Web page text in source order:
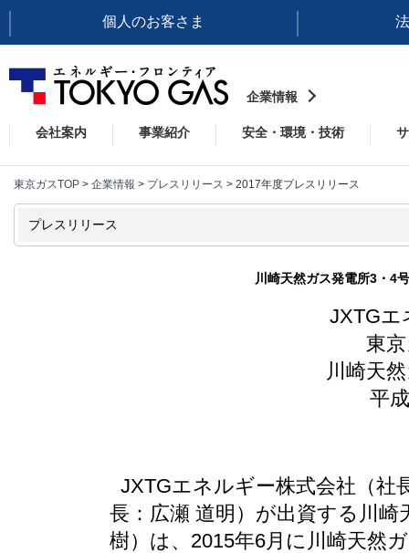
個人のお客さま
企業情報
会社案内 事業紹介 安全・環境・技術
東京ガスTOP > 企業情報 > プレスリリース > 2017年度プレスリリース
プレスリリース
川崎天然ガス発電所3・4
JXTGエ
東
川崎天
平
JXTGエネルギー株式会社（社
長：広瀬 道明）が出資する川
樹）は、2015年6月に川崎天然